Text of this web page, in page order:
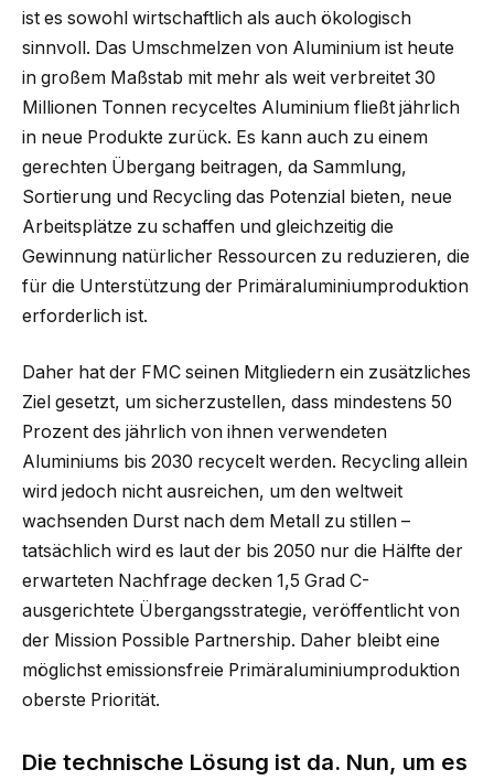
ist es sowohl wirtschaftlich als auch ökologisch
sinnvoll. Das Umschmelzen von Aluminium ist heute
in großem Maßstab mit mehr als weit verbreitet 30
Millionen Tonnen recyceltes Aluminium fließt jährlich
in neue Produkte zurück. Es kann auch zu einem
gerechten Übergang beitragen, da Sammlung,
Sortierung und Recycling das Potenzial bieten, neue
Arbeitsplätze zu schaffen und gleichzeitig die
Gewinnung natürlicher Ressourcen zu reduzieren, die
für die Unterstützung der Primäraluminiumproduktion
erforderlich ist.
Daher hat der FMC seinen Mitgliedern ein zusätzliches
Ziel gesetzt, um sicherzustellen, dass mindestens 50
Prozent des jährlich von ihnen verwendeten
Aluminiums bis 2030 recycelt werden. Recycling allein
wird jedoch nicht ausreichen, um den weltweit
wachsenden Durst nach dem Metall zu stillen –
tatsächlich wird es laut der bis 2050 nur die Hälfte der
erwarteten Nachfrage decken 1,5 Grad C-
ausgerichtete Übergangsstrategie, veröffentlicht von
der Mission Possible Partnership. Daher bleibt eine
möglichst emissionsfreie Primäraluminiumproduktion
oberste Priorität.
Die technische Lösung ist da. Nun, um es